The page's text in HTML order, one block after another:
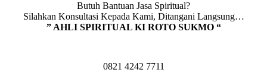
Butuh Bantuan Jasa Spiritual?
Silahkan Konsultasi Kepada Kami, Ditangani Langsung…
” AHLI SPIRITUAL KI ROTO SUKMO “
0821 4242 7711